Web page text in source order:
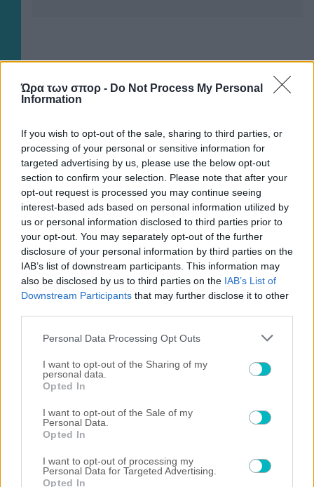
Ώρα των σπορ - Do Not Process My Personal
Information
If you wish to opt-out of the sale, sharing to third parties, or
processing of your personal or sensitive information for
targeted advertising by us, please use the below opt-out
section to confirm your selection. Please note that after your
opt-out request is processed you may continue seeing
interest-based ads based on personal information utilized by
us or personal information disclosed to third parties prior to
your opt-out. You may separately opt-out of the further
disclosure of your personal information by third parties on the
IAB’s list of downstream participants. This information may
also be disclosed by us to third parties on the IAB’s List of
Downstream Participants that may further disclose it to other
Please note that this website/app uses one or more Google
not limited to your visit or usage behaviour. You may click to
grant or deny consent to Google and its third-party tags to
use your data for below specified purposes in below Google
consent section.
Personal Data Processing Opt Outs
I want to opt-out of the Sharing of my
personal data.
Opted In
I want to opt-out of the Sale of my
Personal Data.
Opted In
I want to opt-out of processing my
Personal Data for Targeted Advertising.
Opted In
Play Video
Now Playing
×
Play
Video
"The situation is out of control": Greek firefighters battle wildfire for fourth day
Watch on
ΠΕΡΙΣΣΟΤΕΡΑ ΑΡΘΡΑ